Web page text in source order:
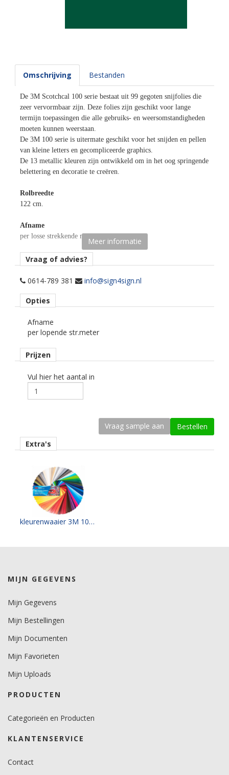
Omschrijving Bestanden
De 3M Scotchcal 100 serie bestaat uit 99 gegoten snijfolies die
zeer vervormbaar zijn. Deze folies zijn geschikt voor lange
termijn toepassingen die alle gebruiks- en weersomstandigheden
moeten kunnen weerstaan.
De 3M 100 serie is uitermate geschikt voor het snijden en pellen
van kleine letters en gecompliceerde graphics.
De 13 metallic kleuren zijn ontwikkeld om in het oog springende
belettering en decoratie te creëren.
Rolbreedte
122 cm.
Afname
per losse strekkende meter.
Materiaaltype
opaak gekleurde snijfolie.
permanent, transparant, solvent.
Ondergrond
vlak, gebogen.
Dikte
25.
Maximale krimp (mm)
Minimale aanbrengstemperatuur (°C)
Temperatuurbereik (°C)
-40 tot +110
Metallics 4 jaar.
Brandcertificaat
Meer informatie
Vraag of advies?
0614-789 381 info@sign4sign.nl
Opties
Afname
per lopende str.meter
Prijzen
Vul hier het aantal in
Extra's
kleurenwaaier 3M 100 serie
MIJN GEGEVENS
Mijn Gegevens
Mijn Bestellingen
Mijn Documenten
Mijn Favorieten
Mijn Uploads
PRODUCTEN
Categorieën en Producten
KLANTENSERVICE
Contact